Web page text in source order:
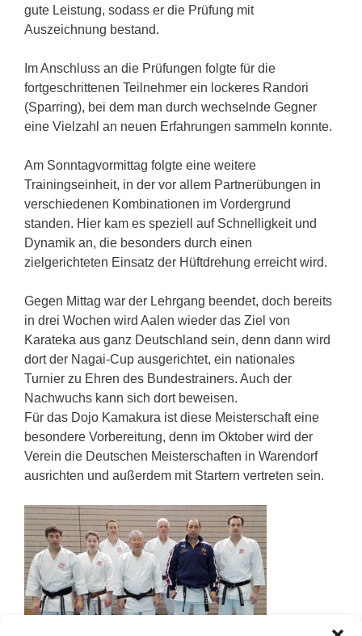
gute Leistung, sodass er die Prüfung mit
Auszeichnung bestand.
Im Anschluss an die Prüfungen folgte für die
fortgeschrittenen Teilnehmer ein lockeres Randori
(Sparring), bei dem man durch wechselnde Gegner
eine Vielzahl an neuen Erfahrungen sammeln konnte.
Am Sonntagvormittag folgte eine weitere
Trainingseinheit, in der vor allem Partnerübungen in
verschiedenen Kombinationen im Vordergrund
standen. Hier kam es speziell auf Schnelligkeit und
Dynamik an, die besonders durch einen
zielgerichteten Einsatz der Hüftdrehung erreicht wird.
Gegen Mittag war der Lehrgang beendet, doch bereits
in drei Wochen wird Aalen wieder das Ziel von
Karateka aus ganz Deutschland sein, denn dann wird
dort der Nagai-Cup ausgerichtet, ein nationales
Turnier zu Ehren des Bundestrainers. Auch der
Nachwuchs kann sich dort beweisen.
Für das Dojo Kamakura ist diese Meisterschaft eine
besondere Vorbereitung, denn im Oktober wird der
Verein die Deutschen Meisterschaften in Warendorf
ausrichten und außerdem mit Startern vertreten sein.